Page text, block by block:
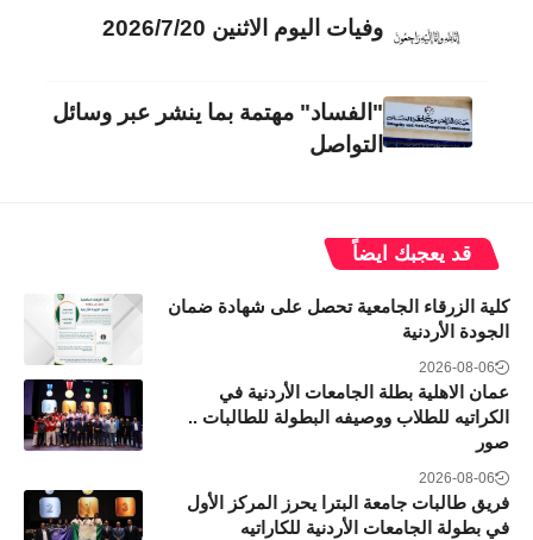
وفيات اليوم الاثنين 2026/7/20
"الفساد" مهتمة بما ينشر عبر وسائل
التواصل
قد يعجبك ايضاً
كلية الزرقاء الجامعية تحصل على شهادة ضمان
الجودة الأردنية
2026-08-06
عمان الاهلية بطلة الجامعات الأردنية في
الكراتيه للطلاب ووصيفه البطولة للطالبات ..
صور
2026-08-06
فريق طالبات جامعة البترا يحرز المركز الأول
في بطولة الجامعات الأردنية للكاراتيه